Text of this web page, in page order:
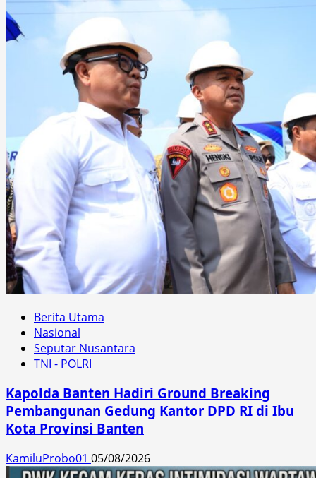
Berita Utama
Nasional
Seputar Nusantara
TNI - POLRI
Kapolda Banten Hadiri Ground Breaking
Pembangunan Gedung Kantor DPD RI di Ibu
Kota Provinsi Banten
KamiluProbo01 05/08/2026